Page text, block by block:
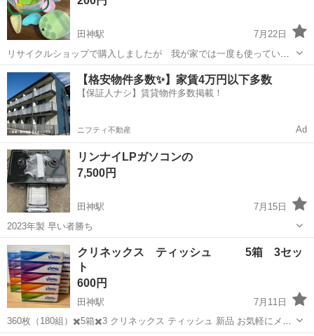
田神駅
7月22日
リサイクルショップで購入しましたが 我が家では一度も使っていま
せん
岐阜 岐阜市 田神駅 食器
【格安物件多数✨】家賃4万円以下多数
【保証人ナシ】賃貸物件多数掲載！
ニフティ不動産 Ad
リンナイLPガソコンの
7,500円
田神駅
7月15日
2023年製 早い者勝ち
岐阜 岐阜市 田神駅
クリネックス ティッシュ 5箱 3セッ
ト
600円
田神駅
7月11日
360枚（180組）✖️5箱✖️3 クリネックス ティッシュ 新品 お気軽にメッ